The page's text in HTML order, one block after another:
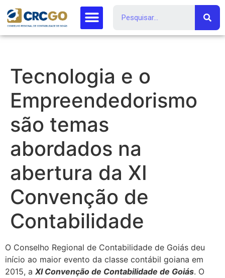
Tecnologia e o
Empreendedorismo
são temas
abordados na
abertura da XI
Convenção de
Contabilidade
O Conselho Regional de Contabilidade de Goiás deu
início ao maior evento da classe contábil goiana em
2015, a XI Convenção de Contabilidade de Goiás. O